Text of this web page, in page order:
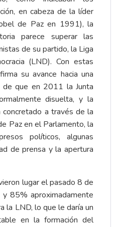
en cabeza de la líder
de Paz en 1991), la
parece superar las
de su partido, la Liga
(LND). Con estas
su avance hacia una
de que en 2011 la Junta
disuelta, y la
concretado a través de la
Paz en el Parlamento, la
políticos, algunas
de prensa y la apertura
lugar el pasado 8 de
85% aproximadamente
la LND, lo que le daría un
en la formación del